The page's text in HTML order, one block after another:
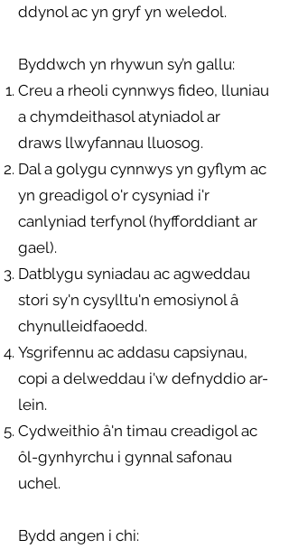
ddynol ac yn gryf yn weledol.
Byddwch yn rhywun sy’n gallu:
Creu a rheoli cynnwys fideo, lluniau
a chymdeithasol atyniadol ar
draws llwyfannau lluosog.
Dal a golygu cynnwys yn gyflym ac
yn greadigol o'r cysyniad i'r
canlyniad terfynol (hyfforddiant ar
gael).
Datblygu syniadau ac agweddau
stori sy'n cysylltu'n emosiynol â
chynulleidfaoedd.
Ysgrifennu ac addasu capsiynau,
copi a delweddau i'w defnyddio ar-
lein.
Cydweithio â'n timau creadigol ac
ôl-gynhyrchu i gynnal safonau
uchel.
Bydd angen i chi: